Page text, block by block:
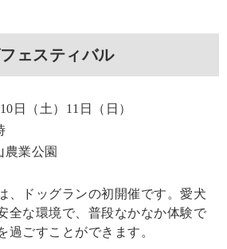
ェスティバル
日（土）11日（日）
農業公園
、ドッグランの初開催です。愛犬
全な環境で、普段なかなか体験で
過ごすことができます。